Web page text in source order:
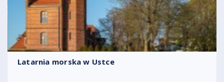
Latarnia morska w Ustce